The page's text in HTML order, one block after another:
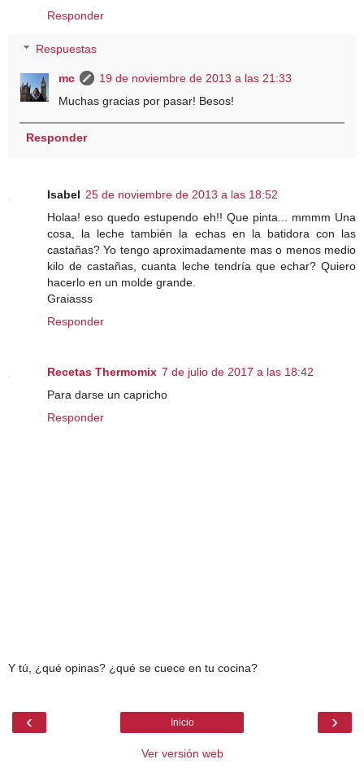
Responder
Respuestas
mc
19 de noviembre de 2013 a las 21:33
Muchas gracias por pasar! Besos!
Responder
Isabel 25 de noviembre de 2013 a las 18:52
Holaa! eso quedo estupendo eh!! Que pinta... mmmm Una
cosa, la leche también la echas en la batidora con las
castañas? Yo tengo aproximadamente mas o menos medio
kilo de castañas, cuanta leche tendría que echar? Quiero
hacerlo en un molde grande.
Graiasss
Responder
Recetas Thermomix 7 de julio de 2017 a las 18:42
Para darse un capricho
Responder
Y tú, ¿qué opinas? ¿qué se cuece en tu cocina?
‹ ›
Inicio
Ver versión web